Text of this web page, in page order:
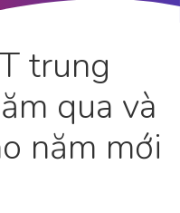
trung
qua và
năm mới